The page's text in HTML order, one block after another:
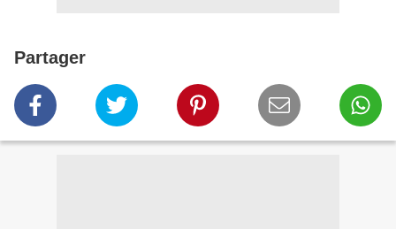
Partager